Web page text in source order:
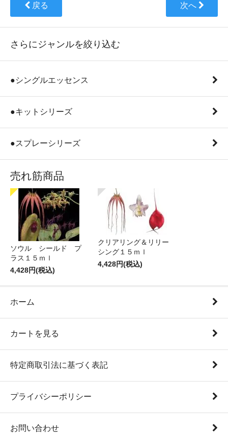
戻る 次へ
さらにジャンルを絞り込む
●シングルエッセンス
●キットシリーズ
●スプレーシリーズ
売れ筋商品
ソウル シールド プ
ラス１５ｍｌ
4,428円(税込)
クリアリング＆リリー
シング１５ｍｌ
4,428円(税込)
ホーム
カートを見る
特定商取引法に基づく表記
プライバシーポリシー
お問い合わせ